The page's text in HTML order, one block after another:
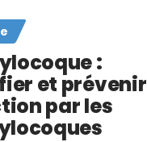
:
et prévenir
par les